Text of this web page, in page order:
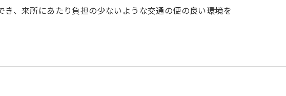
、来所にあたり負担の少ないような交通の便の良い環境を